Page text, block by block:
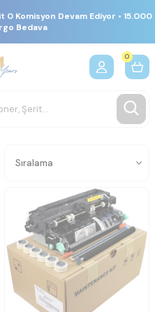
0 Komisyon Devam Ediyor • 15.000
Bedava
0